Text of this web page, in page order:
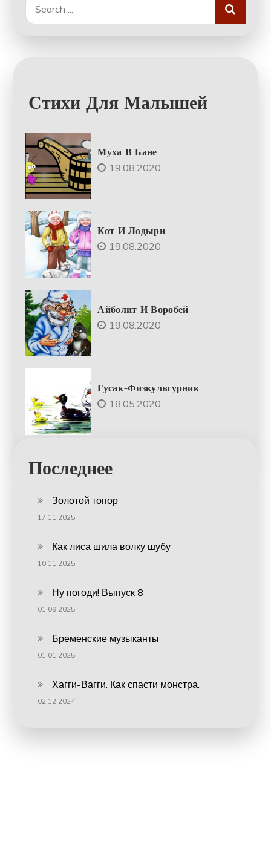
for:
Стихи Для Малышей
Муха В Бане
19.08.2020
Кот И Лодыри
19.08.2020
Айболит И Воробей
19.08.2020
Гусак-Физкультурник
18.05.2020
Последнее
Золотой топор
17.11.2025
Как лиса шила волку шубу
10.11.2025
Ну погоди! Выпуск 8
01.09.2025
Бременские музыканты
01.01.2025
Хагги-Вагги. Как спасти монстра.
02.12.2024